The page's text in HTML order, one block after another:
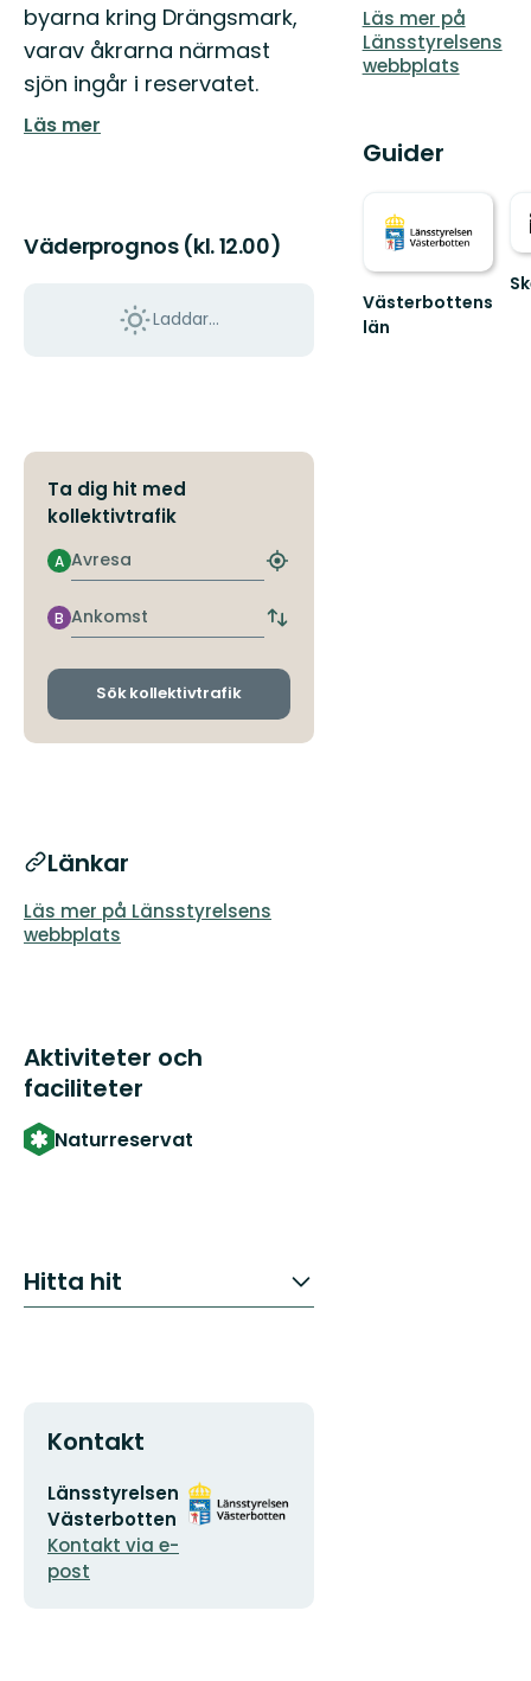
byarna kring Drängsmark,
varav åkrarna närmast
sjön ingår i reservatet.
Läs mer
Väderprognos (kl. 12.00)
Laddar...
Ta dig hit med
kollektivtrafik
Avresa
A
Hitta
hållplats
Ankomst
B
Byt
och
Sök kollektivtrafik
Länkar
Läs mer på Länsstyrelsens
webbplats
Aktiviteter och
faciliteter
Naturreservat
Hitta hit
Kontakt
E-
postadress
Länsstyrelsen
Västerbotten
Kontakt via e-
post
Organisationens
logotyp
Läs mer på
Länsstyrelsens
webbplats
Guider
Västerbottens
län